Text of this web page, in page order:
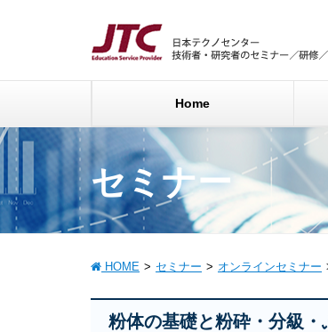
Home
セミナー
HOME セミナー オンラインセミナー
粉体の基礎と粉砕・分級